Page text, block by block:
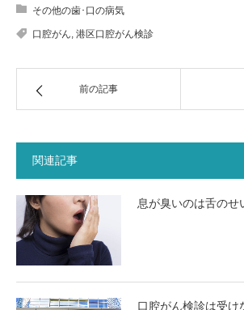
その他の歯･口の病気
口腔がん, 港区口腔がん検診
前の記事
関連記事
息が臭いのは舌のせ
口腔がん検診は受け